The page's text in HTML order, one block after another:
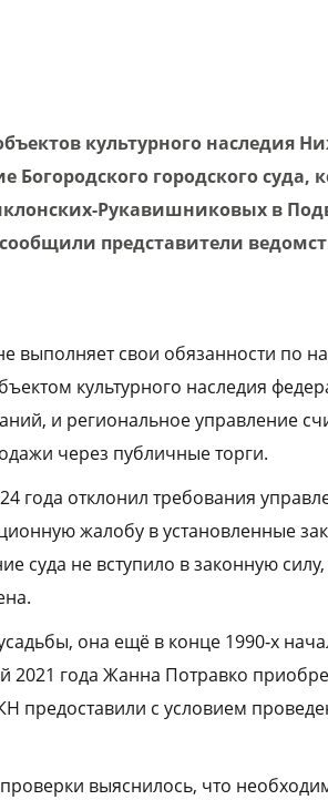
культурного наследия
городского суда,
Рукавишниковых в
представители
выполняет свои обязанности по
культурного наследия
и региональное управление
через публичные торги.
года отклонил требования
жалобу в установленные
не вступило в законную силу,
она ещё в конце 1990‑х
2021 года Жанна Потравко
предоставили с условием
выяснилось, что